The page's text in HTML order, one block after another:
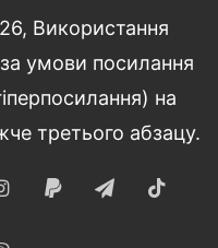
Використання
умови посилання
на
третього абзацу.
Instagram
Paypal Telegram